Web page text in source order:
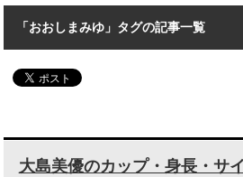
「おおしまみゆ」タグの記事一覧
大島美優のカップ・身長・サ